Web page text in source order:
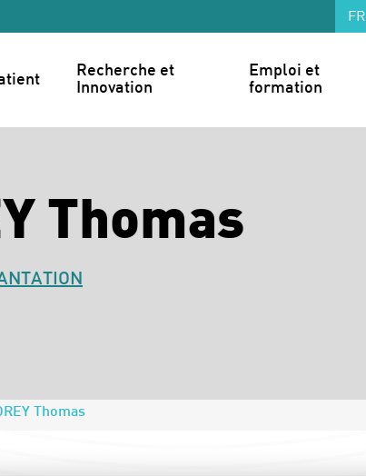
Recherche et
Innovation
Emploi et
formation
Thomas
Thomas